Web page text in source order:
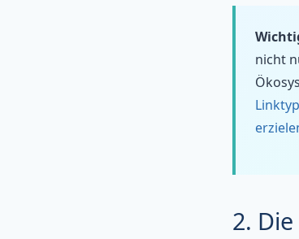
nicht
2.